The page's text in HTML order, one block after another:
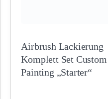
Airbrush Lackierung
Komplett Set Custom
Painting „Starter“